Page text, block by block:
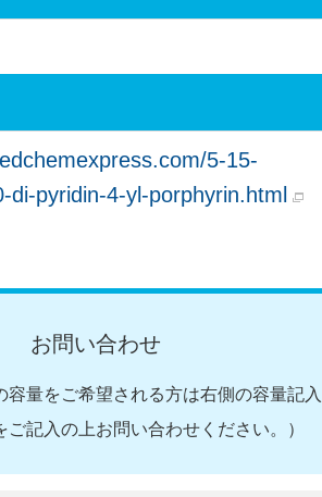
5-15-
di-pyridin-4-yl-porphyrin.html
お問い合わせ
容量をご希望される方は右側の容量記入
ご記入の上お問い合わせください。）